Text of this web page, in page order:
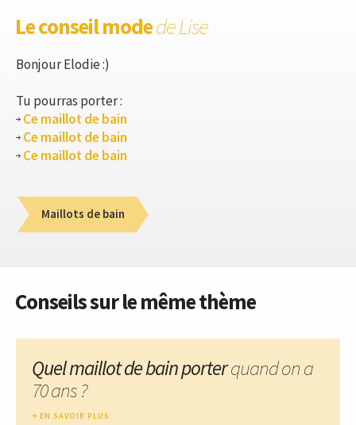
Le conseil modede Lise
Bonjour Elodie :)
Tu pourras porter :
Ce maillot de bain
Ce maillot de bain
Ce maillot de bain
Maillots de bain
Conseils sur le même thème
Quel maillot de bain porterquand on a
70 ans ?
EN SAVOIR PLUS